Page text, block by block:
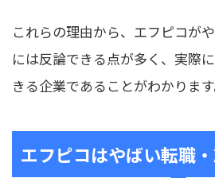
これらの理由から、エフピコが
には反論できる点が多く、実際
きる企業であることがわかります
エフピコはやばい転職